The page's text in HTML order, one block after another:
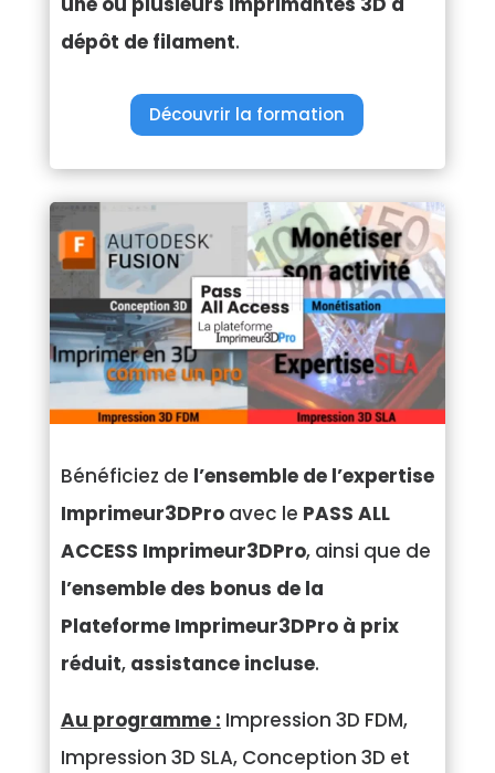
dépôt de filament.
Découvrir la formation
Bénéficiez de l’ensemble de l’expertise
Imprimeur3DProavec le PASS ALL
ACCESS Imprimeur3DPro, ainsi que de
l’ensemble des bonus de la
Plateforme Imprimeur3DPro à prix
réduit, assistance incluse.
Au programme : Impression 3D FDM,
Impression 3D SLA, Conception 3D et